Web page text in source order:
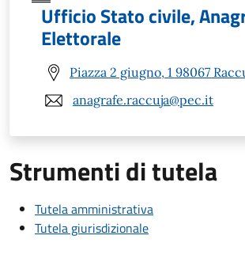
Ufficio Stato civile,
Elettorale
Piazza 2 giugno, 1 98067
anagrafe.raccuja@pec.it
Strumenti di tutela
Tutela amministrativa
Tutela giurisdizionale